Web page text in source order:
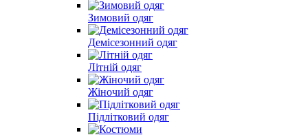
Зимовий одяг
Демісезонний одяг
Літній одяг
Жіночий одяг
Підлітковий одяг